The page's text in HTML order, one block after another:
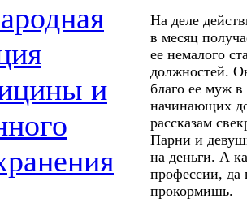
и
На деле
в месяц
ее немалого
должностей.
благо ее муж
начинающих
рассказам
Парни и
на деньги. А
профессии, да
прокормишь.